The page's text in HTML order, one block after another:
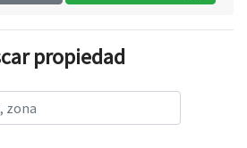
propiedad